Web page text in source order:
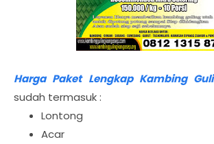
Harga Paket Lengkap Kambing
sudah termasuk :
Lontong
Acar